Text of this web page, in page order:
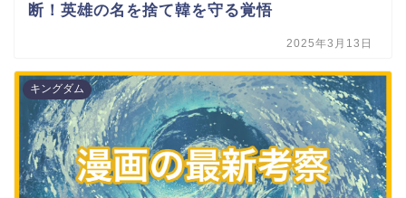
断！英雄の名を捨て韓を守る覚悟
2025年3月13日
キングダム